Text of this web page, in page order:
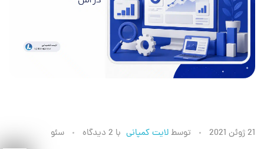
خ
21 ژوئن 2021 توسطلایت کمپانی با 2 دیدگاه سئو